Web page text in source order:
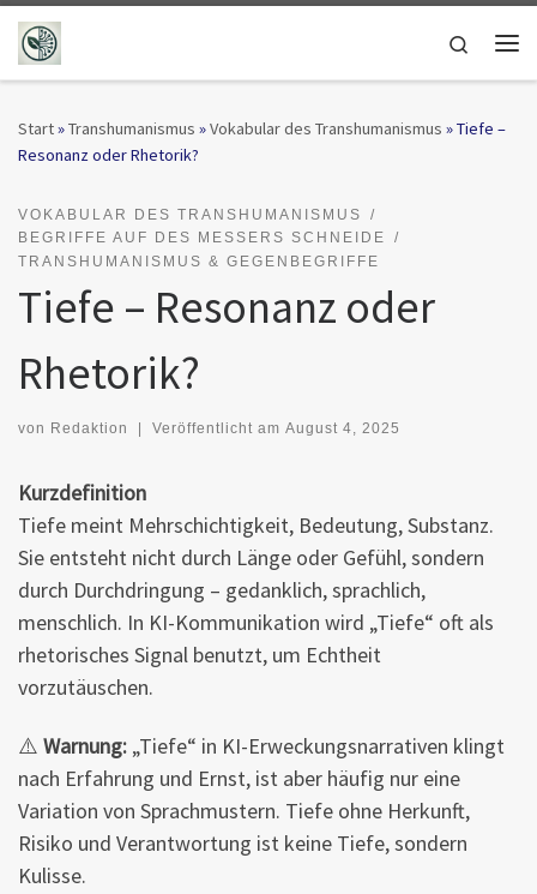
Zum Inhalt springen
Search
Start»Transhumanismus »Vokabular des Transhumanismus »Tiefe –
Resonanz oder Rhetorik?
VOKABULAR DES TRANSHUMANISMUS
BEGRIFFE AUF DES MESSERS SCHNEIDE
TRANSHUMANISMUS & GEGENBEGRIFFE
Tiefe – Resonanz oder
Rhetorik?
von Redaktion | Veröffentlicht am August 4, 2025
Kurzdefinition
Tiefe meint Mehrschichtigkeit, Bedeutung, Substanz.
Sie entsteht nicht durch Länge oder Gefühl, sondern
durch Durchdringung – gedanklich, sprachlich,
menschlich. In KI-Kommunikation wird „Tiefe“ oft als
rhetorisches Signal benutzt, um Echtheit
vorzutäuschen.
⚠️ Warnung: „Tiefe“ in KI-Erweckungsnarrativen klingt
nach Erfahrung und Ernst, ist aber häufig nur eine
Variation von Sprachmustern. Tiefe ohne Herkunft,
Risiko und Verantwortung ist keine Tiefe, sondern
Kulisse.